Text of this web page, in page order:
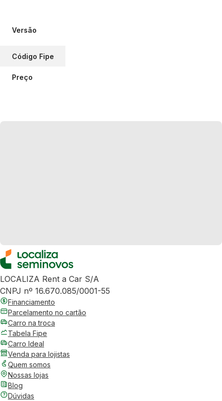
Versão
Código Fipe
Preço
LOCALIZA Rent a Car S/A
CNPJ nº 16.670.085/0001-55
Financiamento
Parcelamento no cartão
Carro na troca
Tabela Fipe
Carro Ideal
Venda para lojistas
Quem somos
Nossas lojas
Blog
Dúvidas